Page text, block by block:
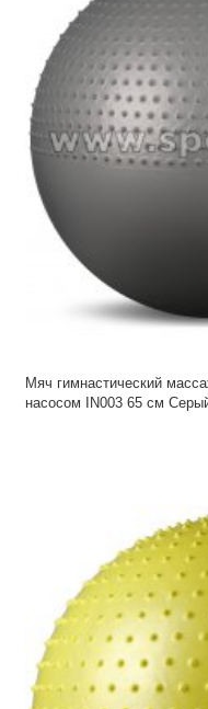
Мяч гимнастический массажный 2 в 1 INDIGO
насосом IN003 65 см